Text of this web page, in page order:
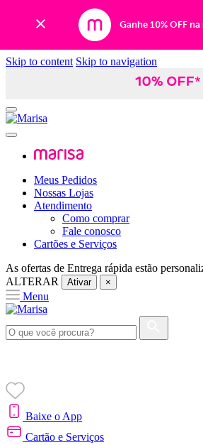
Ganhe 10% OFF
Skip to content Skip to navigation
Meus Pedidos
Nossas Lojas
Atendimento
Como comprar
Fale conosco
Cartões e Serviços
As ofertas de Entrega rápida estão
ALTERAR
Ativar ×
Menu
Baixe o App
Cartão e Serviços